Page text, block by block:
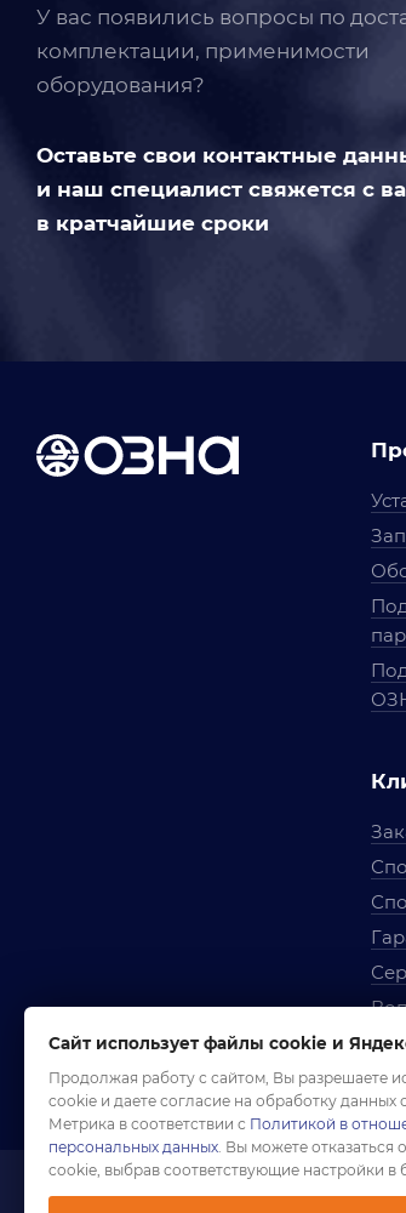
У вас появились вопросы по
комплектации, применимости
оборудования?
Оставьте свои контактные
и наш специалист свяжется с
в кратчайшие сроки
Сайт использует файлы cookie и
Продолжая работу с сайтом, Вы разрешаете
cookie и даете согласие на обработку данных
Метрика в соответствии с Политикой в
персональных данных. Вы можете отказаться
cookie, выбрав соответствующие настройки в